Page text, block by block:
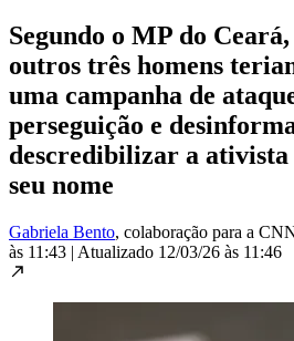
Segundo o MP do
outros três homens
uma campanha de
perseguição e
descredibilizar a ativista
seu nome
Gabriela Bento, colaboração para a
às 11:43 | Atualizado 12/03/26 às 11:46